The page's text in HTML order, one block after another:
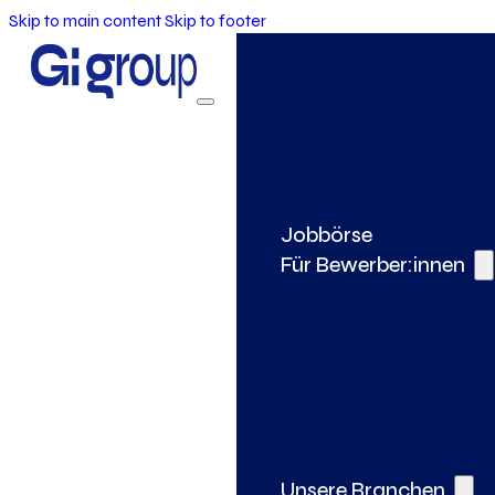
Skip to main contentSkip to footer
Jobbörse
Für Bewerber:innen